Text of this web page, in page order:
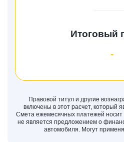
Итоговый
-
Правовой титул и другие
включены в этот расчет, который
Смета ежемесячных платежей
не является предложением о
автомобиля. Могут